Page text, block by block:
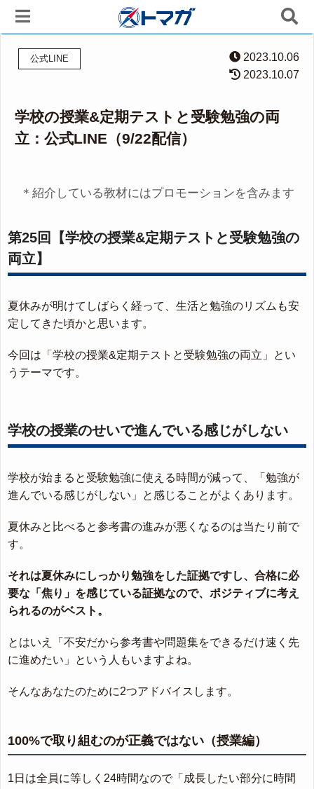
公式LINE
2023.10.06
2023.10.07
学校の授業&定期テストと受験勉強の両
立：公式LINE（9/22配信）
＊紹介している教材にはプロモーションを含みます
第25回【学校の授業&定期テストと受験勉強の
両立】
夏休みが明けてしばらく経って、生活と勉強のリズムも安
定してきた頃かと思います。
今回は「学校の授業&定期テストと受験勉強の両立」とい
うテーマです。
学校の授業のせいで進んでいる感じがしない
学校が始まると受験勉強に使える時間が減って、「勉強が
進んでいる感じがしない」と感じることがよくあります。
夏休みと比べると参考書の進みが悪くなるのは当たり前で
す。
それは夏休みにしっかり勉強をした証拠ですし、合格に必
要な「焦り」を感じている証拠なので、ポジティブに考え
られるのがベスト。
とはいえ「不安だから参考書や問題集をできるだけ速く先
に進めたい」という人もいますよね。
そんなあなたのために2つアドバイスします。
100%で取り組むのが正義ではない（授業編）
1日は全員に等しく24時間なので「成長したい部分に時間